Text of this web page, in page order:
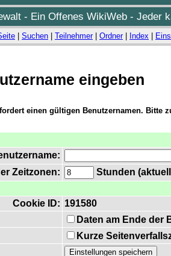
- Ein Offenes WikiWeb - Jeder
Suchen Teilnehmer| Ordner| Index
eingeben
einen gültigen Benutzernamen. Bitte
Zeitzonen:
Stunden
Cookie ID: 191580
Daten am Ende der
Kurze